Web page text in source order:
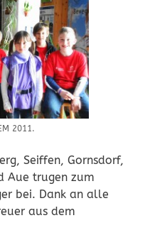
2011.
Seiffen, Gornsdorf,
Aue trugen zum
bei. Dank an alle
aus dem